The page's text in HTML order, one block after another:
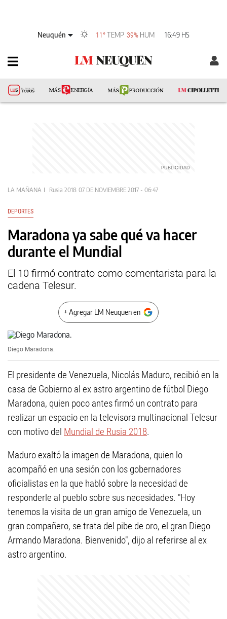
Neuquén 11°TEMP 39% HUM 16:49 HS
LA MAÑANA Rusia 2018 07 DE NOVIEMBRE 2017 - 06:47
DEPORTES
Maradona ya sabe qué va hacer
durante el Mundial
El 10 firmó contrato como comentarista para la
cadena Telesur.
+ Agregar LM Neuquen en
Diego Maradona.
El presidente de Venezuela, Nicolás Maduro, recibió en la
casa de Gobierno al ex astro argentino de fútbol Diego
Maradona, quien poco antes firmó un contrato para
realizar un espacio en la televisora multinacional Telesur
con motivo del Mundial de Rusia 2018.
Maduro exaltó la imagen de Maradona, quien lo
acompañó en una sesión con los gobernadores
oficialistas en la que habló sobre la necesidad de
responderle al pueblo sobre sus necesidades. "Hoy
tenemos la visita de un gran amigo de Venezuela, un
gran compañero, se trata del pibe de oro, el gran Diego
Armando Maradona. Bienvenido", dijo al referirse al ex
astro argentino.